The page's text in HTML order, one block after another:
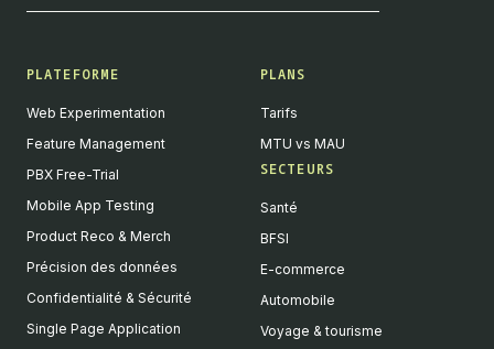
PLATEFORME
Web Experimentation
Feature Management
PBX Free-Trial
Mobile App Testing
Product Reco & Merch
Précision des données
Confidentialité & Sécurité
Single Page Application
PLANS
Tarifs
MTU vs MAU
SECTEURS
Santé
BFSI
E-commerce
Automobile
Voyage & tourisme